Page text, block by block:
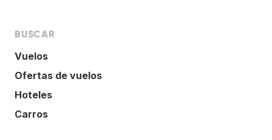
BUSCAR
Vuelos
Ofertas de vuelos
Hoteles
Carros